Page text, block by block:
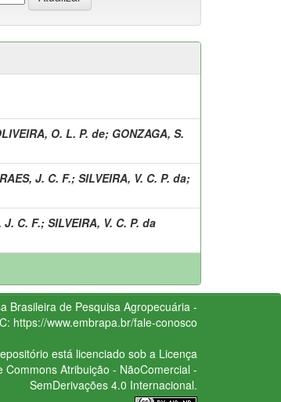
O. L. P. de; GONZAGA, S.
J. C. F.; SILVEIRA, V. C. P. da;
J. C. F.; SILVEIRA, V. C. P. da
Brasileira de Pesquisa Agropecuária -
https://www.embrapa.br/fale-conosco
está licenciado sob a Licença
CommonsAtribuição - NãoComercial -
SemDerivações 4.0 Internacional.